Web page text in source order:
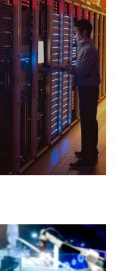
e del
continuità e
per garantire
preciso e affidabile
di gestire e